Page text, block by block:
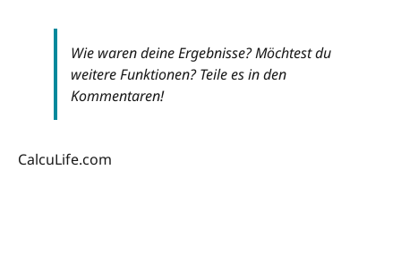
Wie waren deine Ergebnisse? Möchtest du
weitere Funktionen? Teile es in den
Kommentaren!
CalcuLife.com